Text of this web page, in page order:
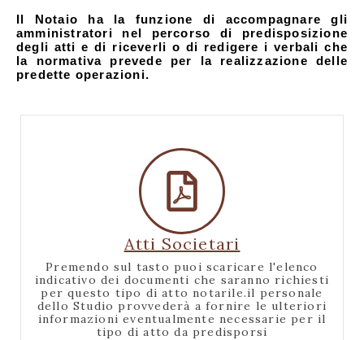
Il Notaio ha la funzione di accompagnare gli
amministratori nel percorso di predisposizione
degli atti e di riceverli o di redigere i verbali che
la normativa prevede per la realizzazione delle
predette operazioni.
Atti Societari
Premendo sul tasto puoi scaricare l'elenco
indicativo dei documenti che saranno richiesti
per questo tipo di atto notarile.il personale
dello Studio provvederà a fornire le ulteriori
informazioni eventualmente necessarie per il
tipo di atto da predisporsi